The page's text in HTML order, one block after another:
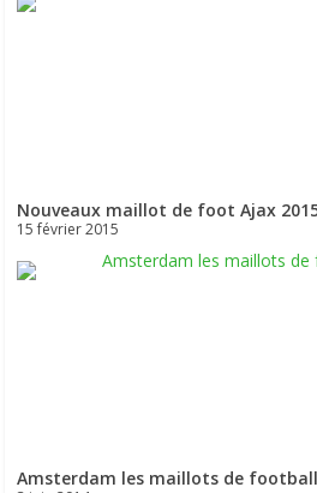
Nouveaux maillot de foot Ajax
15 février 2015
Amsterdam les maillots de football